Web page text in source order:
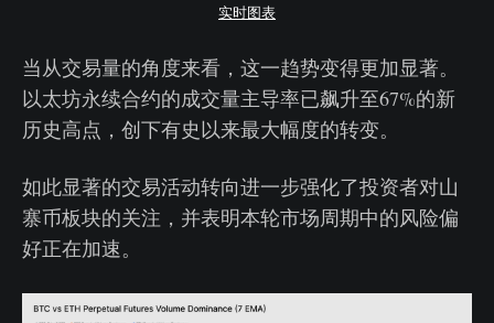
实时图表
当从交易量的角度来看，这一趋势变得更加显著。
以太坊永续合约的成交量主导率已飙升至67%的新
历史高点，创下有史以来最大幅度的转变。
如此显著的交易活动转向进一步强化了投资者对山
寨币板块的关注，并表明本轮市场周期中的风险偏
好正在加速。